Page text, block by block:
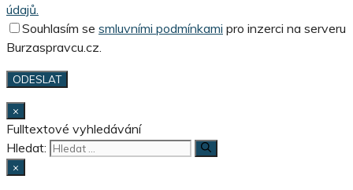
údajů.
Souhlasím se smluvními podmínkami pro inzerci na serveru
Burzaspravcu.cz.
×
Fulltextové vyhledávání
Hledat:
×